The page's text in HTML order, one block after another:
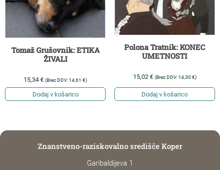
Tomaž Grušovnik: ETIKA
ŽIVALI
15,34€ (Brez DDV:14,61€)
Dodaj v košarico
Polona Tratnik: KONEC
UMETNOSTI
15,02 € (Brez DDV:14,30 €)
Dodaj v košarico
Znanstveno-raziskovalno središče Koper
Garibaldijeva 1